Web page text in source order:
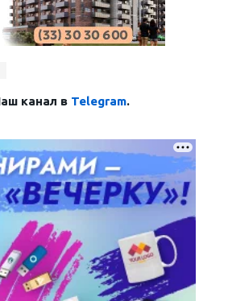
канал в Telegram.